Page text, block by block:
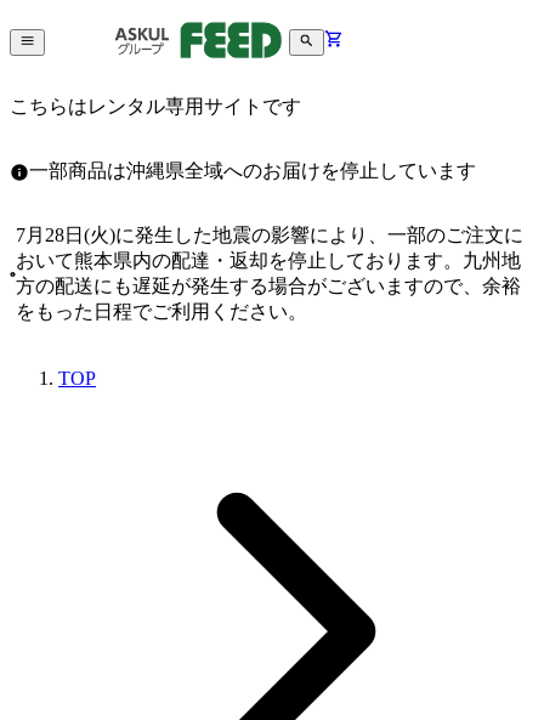
こちらはレンタル専用サイトです
一部商品は沖縄県全域へのお届けを停止しています
7月28日(火)に発生した地震の影響により、一部のご注文に
おいて熊本県内の配達・返却を停止しております。九州地
方の配送にも遅延が発生する場合がございますので、余裕
をもった日程でご利用ください。
TOP